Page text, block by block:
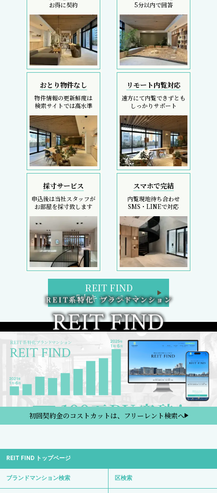
お得に契約
5分以内で回答
おとり物件なし
物件情報の更新鮮度は
検索サイトでは高水準
リモート内覧対応
遠方にて内覧できずとも
しっかりサポート
採寸サービス
申込後は当社スタッフが
お部屋を採寸致します
スマホで完結
内覧現地待ち合わせ
SMS・LINEで対応
REIT FIND
5大キャンペーン
初回契約金のコストカットは、フリーレント検索へ
REIT FIND トップページ
ブランドマンション検索 区検索